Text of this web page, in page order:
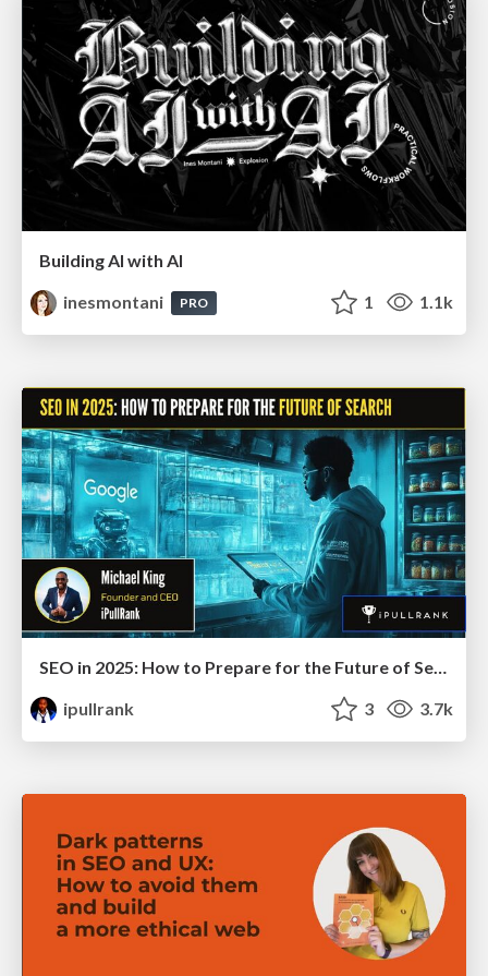
Building AI with AI
inesmontani
PRO 1 1.1k
ipullrank
3 3.7k